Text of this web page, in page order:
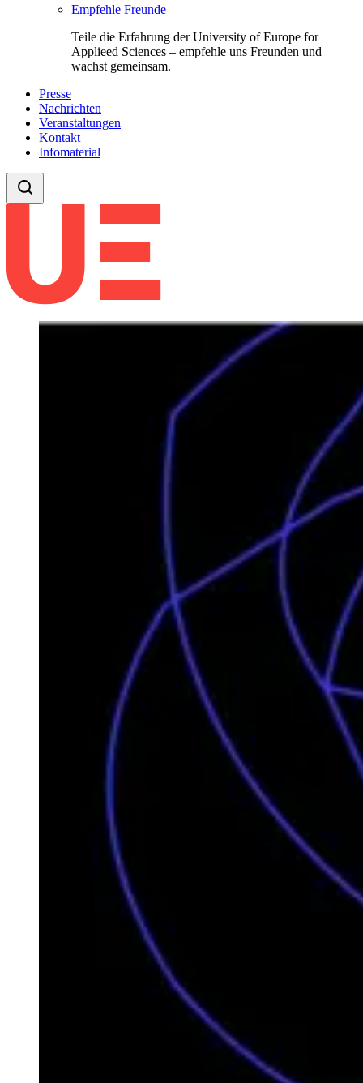
Empfehle Freunde
Teile die Erfahrung der University of Europe for
Applieed Sciences – empfehle uns Freunden und
wachst gemeinsam.
Presse
Nachrichten
Veranstaltungen
Kontakt
Infomaterial